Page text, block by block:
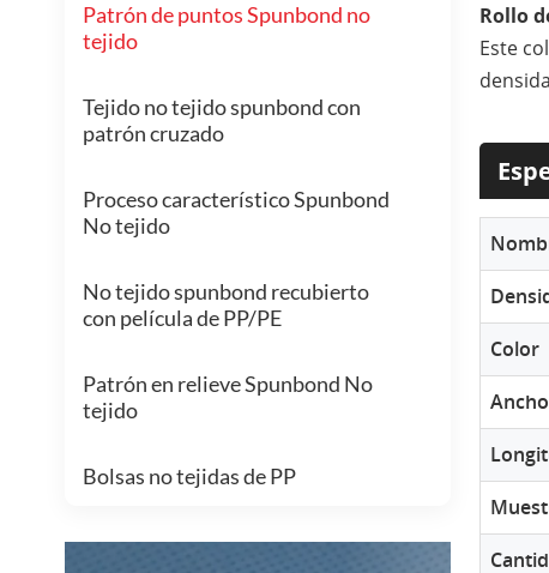
Patrón de puntos Spunbond no
tejido
Tejido no tejido spunbond con
patrón cruzado
Proceso característico Spunbond
No tejido
No tejido spunbond recubierto
con película de PP/PE
Patrón en relieve Spunbond No
tejido
Bolsas no tejidas de PP
Rollo
Este
Color